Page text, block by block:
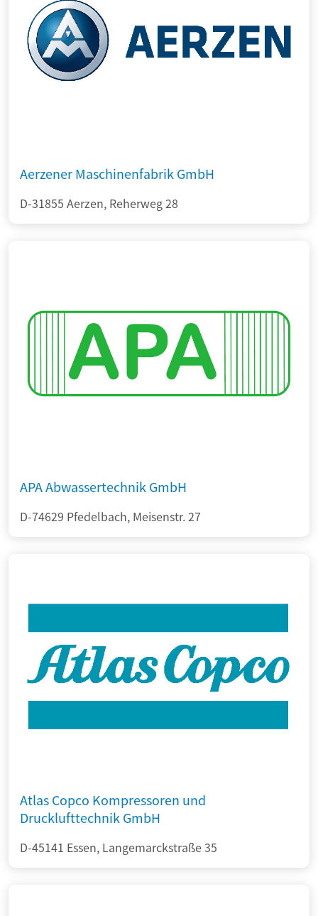
Aerzener Maschinenfabrik GmbH
D-31855 Aerzen, Reherweg 28
APA Abwassertechnik GmbH
D-74629 Pfedelbach, Meisenstr. 27
Atlas Copco Kompressoren und
Drucklufttechnik GmbH
D-45141 Essen, Langemarckstraße 35